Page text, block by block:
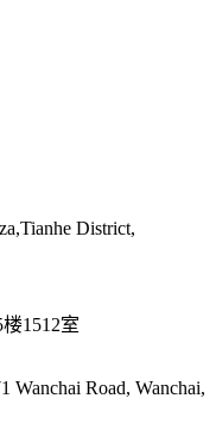
District,
1512室
Wanchai Road, Wanchai,